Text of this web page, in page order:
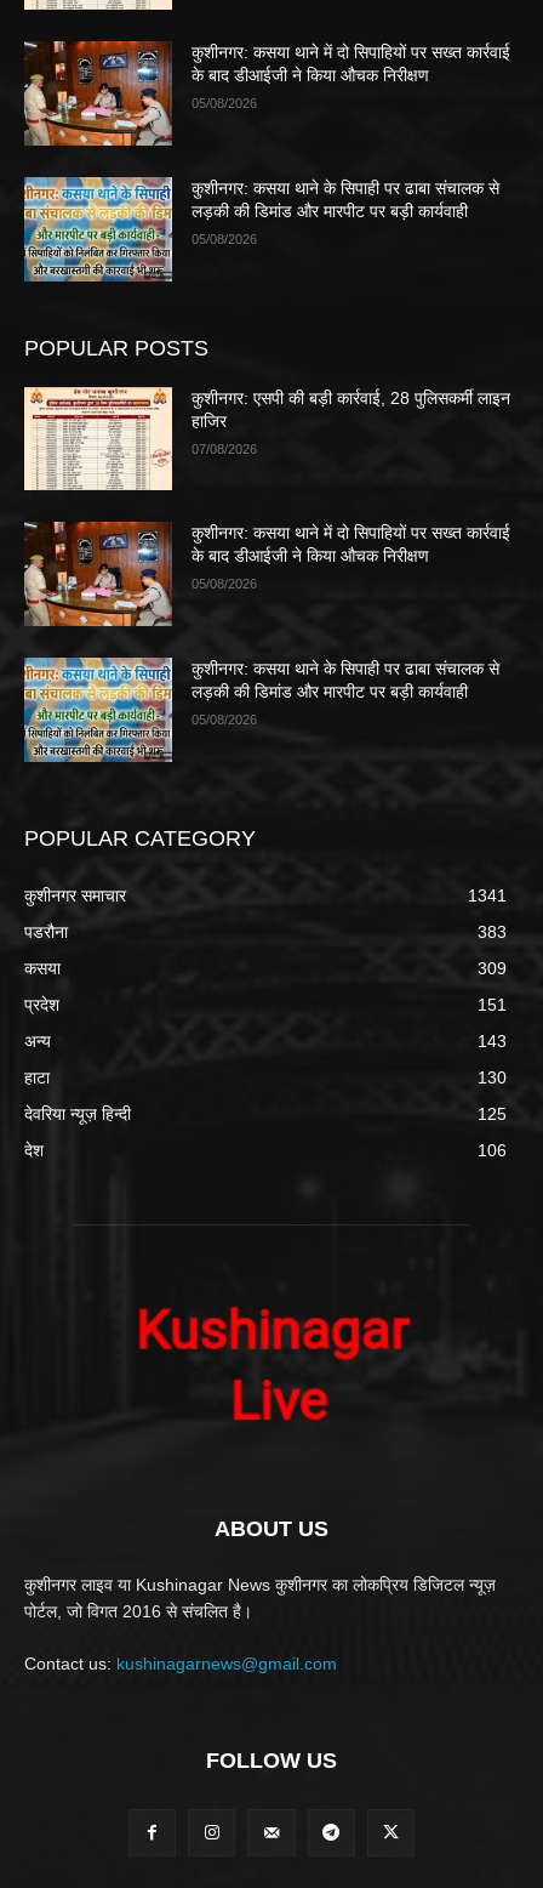
कुशीनगर: कसया थाने में दो सिपाहियों पर सख्त कार्रवाई
के बाद डीआईजी ने किया औचक निरीक्षण
05/08/2026
कुशीनगर: कसया थाने के सिपाही पर ढाबा संचालक से
लड़की की डिमांड और मारपीट पर बड़ी कार्यवाही
05/08/2026
POPULAR POSTS
कुशीनगर: एसपी की बड़ी कार्रवाई, 28 पुलिसकर्मी लाइन
हाजिर
07/08/2026
कुशीनगर: कसया थाने में दो सिपाहियों पर सख्त कार्रवाई
के बाद डीआईजी ने किया औचक निरीक्षण
05/08/2026
कुशीनगर: कसया थाने के सिपाही पर ढाबा संचालक से
लड़की की डिमांड और मारपीट पर बड़ी कार्यवाही
05/08/2026
POPULAR CATEGORY
कुशीनगर समाचार
1341
पडरौना
383
कसया
309
प्रदेश
151
अन्य
143
हाटा
130
देवरिया न्यूज़ हिन्दी
125
देश
106
ABOUT US
कुशीनगर लाइव या Kushinagar News कुशीनगर का लोकप्रिय डिजिटल न्यूज़
पोर्टल, जो विगत 2016 से संचलित है।
Contact us: kushinagarnews@gmail.com
FOLLOW US